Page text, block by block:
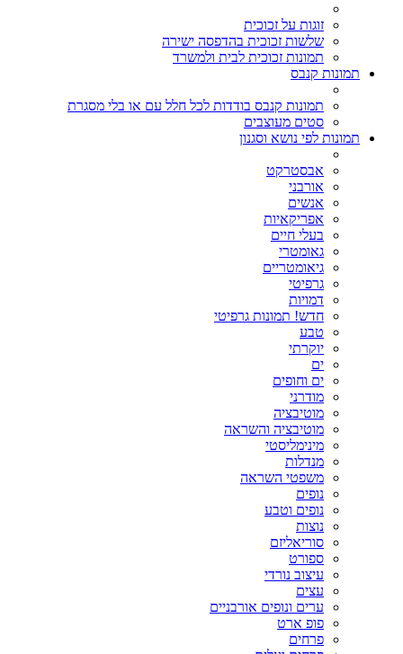
זוגות על זכוכית
שלשות זכוכית בהדפסה ישירה
תמונות זכוכית לבית ולמשרד
תמונות קנבס
תמונות קנבס בודדות לכל חלל עם או בלי מסגרת
סטים מעוצבים
תמונות לפי נושא וסגנון
אבסטרקט
אורבני
אנשים
אפריקאיות
בעלי חיים
גאומטרי
גיאומטריים
גרפיטי
דמויות
חדש! תמונות גרפיטי
טבע
יוקרתי
ים
ים וחופים
מודרני
מוטיבציה
מוטיבציה והשראה
מינימליסטי
מנדלות
משפטי השראה
נופים
נופים וטבע
נוצות
סוריאליזם
ספורט
עיצוב נורדי
עצים
ערים ונופים אורבניים
פופ ארט
פרחים